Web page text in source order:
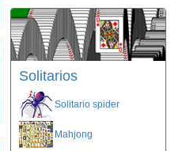
Solitarios
Solitario spider
Mahjong